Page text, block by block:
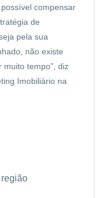
compensar
de
pela sua
não existe
muito tempo”, diz
Imobiliário na